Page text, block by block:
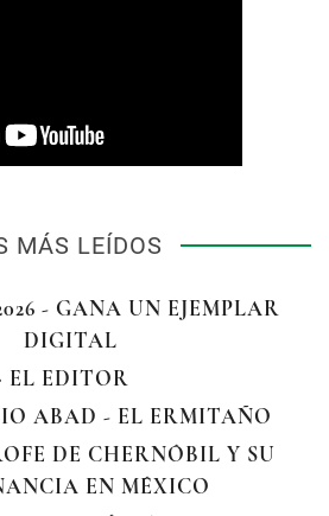
MÁS LEÍDOS
- GANA UN EJEMPLAR
DIGITAL
EL EDITOR
ABAD - EL ERMITAÑO
DE CHERNÓBIL Y SU
EN MÉXICO